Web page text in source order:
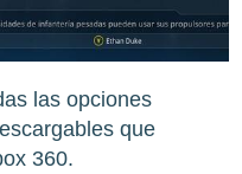
las opciones
que
360.